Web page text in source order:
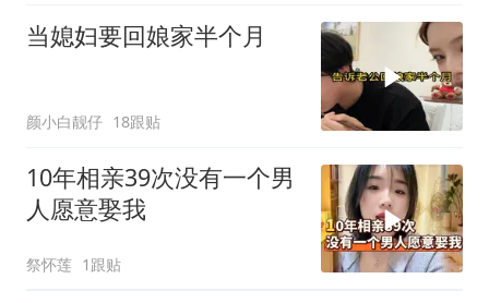
当媳妇要回娘家半个月
颜小白靓仔 18跟贴
10年相亲39次没有一个男
人愿意娶我
祭怀莲 1跟贴